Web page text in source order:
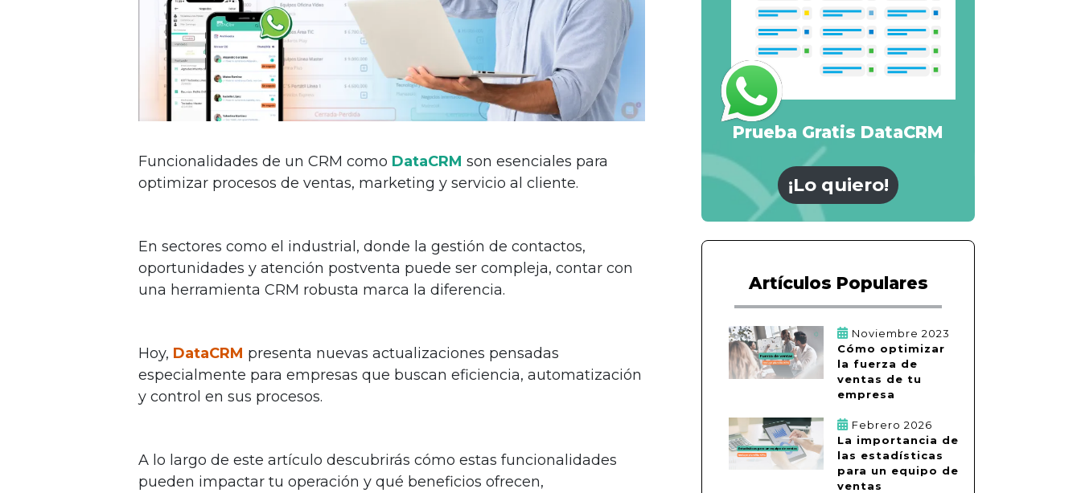
Funcionalidades de un CRM como DataCRM son esenciales para
optimizar procesos de ventas, marketing y servicio al cliente.
En sectores como el industrial, donde la gestión de contactos,
oportunidades y atención postventa puede ser compleja, contar con
una herramienta CRM robusta marca la diferencia.
Hoy, DataCRM presenta nuevas actualizaciones pensadas
especialmente para empresas que buscan eficiencia, automatización
y control en sus procesos.
A lo largo de este artículo descubrirás cómo estas funcionalidades
pueden impactar tu operación y qué beneficios ofrecen,
Prueba Gratis DataCRM
¡Lo quiero!
Artículos Populares
Noviembre 2023
Cómo optimizar
la fuerza de
ventas de tu
empresa
Febrero 2026
La importancia de
las estadísticas
para un equipo de
ventas